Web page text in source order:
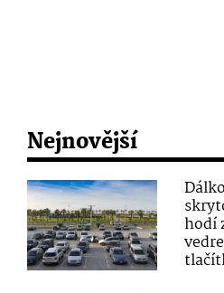
Nejnovější
hodí